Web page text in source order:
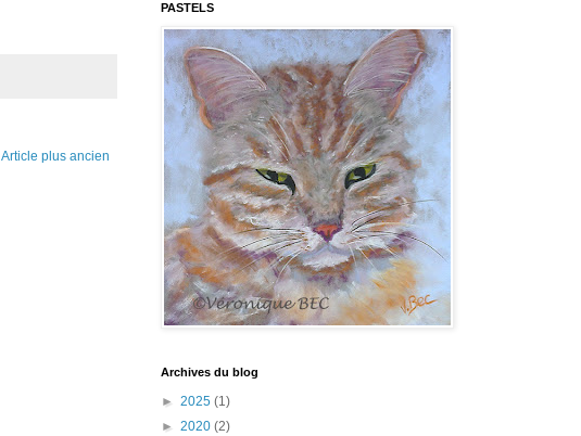
Article plus ancien
PASTELS
Archives du blog
► 2025 (1)
► 2020 (2)